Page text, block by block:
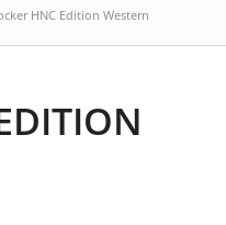
HNC Edition Western